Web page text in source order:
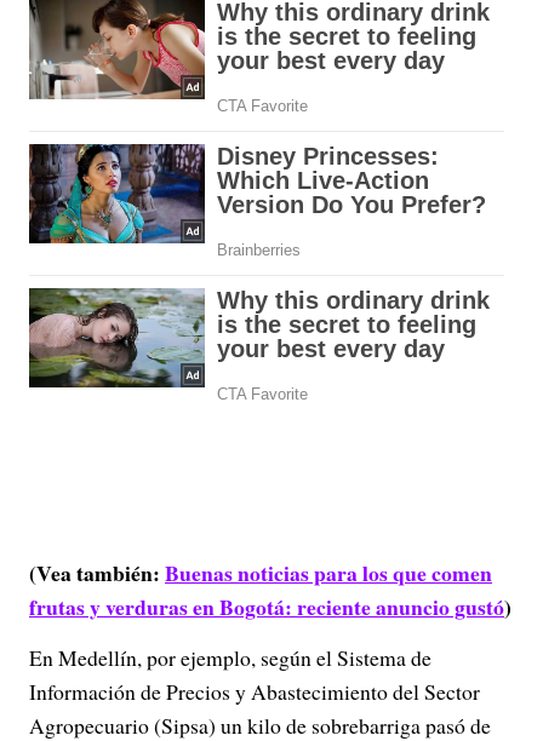
(Vea también:Buenas noticias para los que comen
frutas y verduras en Bogotá: reciente anuncio gustó)
En Medellín, por ejemplo, según el Sistema de
Información de Precios y Abastecimiento del Sector
Agropecuario (Sipsa) un kilo de sobrebarriga pasó de